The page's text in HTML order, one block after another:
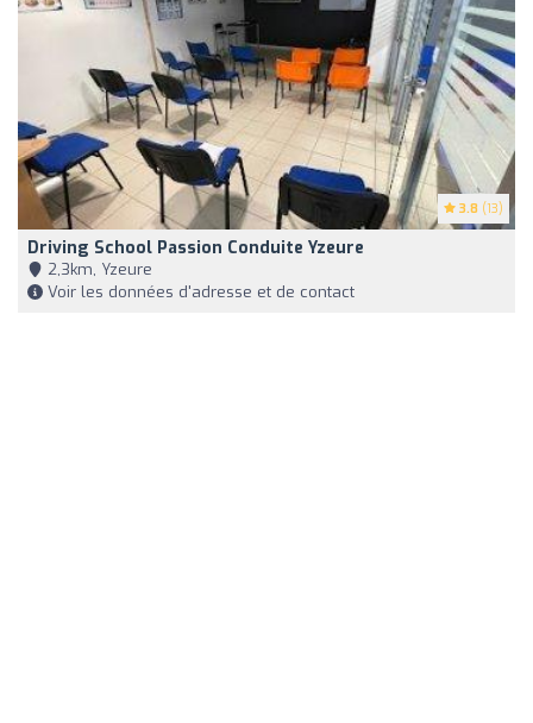
3.8 (13)
Driving School Passion Conduite Yzeure
2,3km, Yzeure
Voir les données d'adresse et de contact